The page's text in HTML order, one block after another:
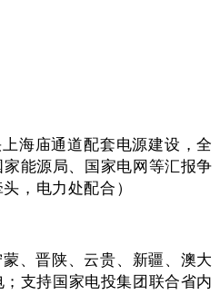
海庙通道配套电源建设，全
能源局、国家电网等汇报争
，电力处配合）
、晋陕、云贵、新疆、澳大
支持国家电投集团联合省内